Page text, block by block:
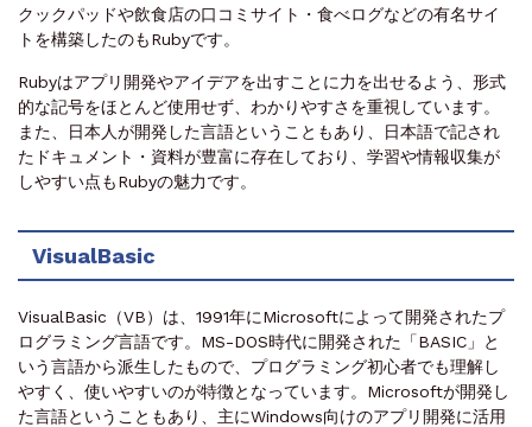
クックパッドや飲食店の口コミサイト・食べログなどの有名サイ
トを構築したのもRubyです。
Rubyはアプリ開発やアイデアを出すことに力を出せるよう、形式
的な記号をほとんど使用せず、わかりやすさを重視しています。
また、日本人が開発した言語ということもあり、日本語で記され
たドキュメント・資料が豊富に存在しており、学習や情報収集が
しやすい点もRubyの魅力です。
VisualBasic
VisualBasic（VB）は、1991年にMicrosoftによって開発されたプ
ログラミング言語です。MS-DOS時代に開発された「BASIC」と
いう言語から派生したもので、プログラミング初心者でも理解し
やすく、使いやすいのが特徴となっています。Microsoftが開発し
た言語ということもあり、主にWindows向けのアプリ開発に活用